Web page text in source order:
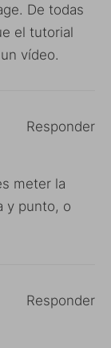
De todas
el tutorial
vídeo.
meter la
y punto, o
Responder
Responder